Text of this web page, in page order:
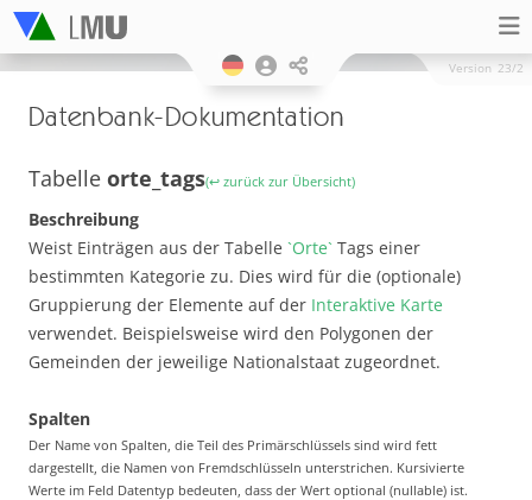
Version 23/2
Datenbank-Dokumentation
Tabelle orte_tags(↩ zurück zur Übersicht)
Beschreibung
Weist Einträgen aus der Tabelle `Orte` Tags einer
bestimmten Kategorie zu. Dies wird für die (optionale)
Gruppierung der Elemente auf der Interaktive Karte
verwendet. Beispielsweise wird den Polygonen der
Gemeinden der jeweilige Nationalstaat zugeordnet.
Spalten
Der Name von Spalten, die Teil des Primärschlüssels sind wird fett
dargestellt, die Namen von Fremdschlüsseln unterstrichen. Kursivierte
Werte im Feld Datentyp bedeuten, dass der Wert optional (nullable) ist.